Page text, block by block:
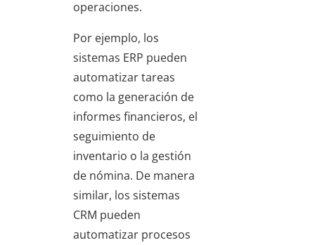
operaciones.
Por ejemplo, los
sistemas ERP pueden
automatizar tareas
como la generación de
informes financieros, el
seguimiento de
inventario o la gestión
de nómina. De manera
similar, los sistemas
CRM pueden
automatizar procesos